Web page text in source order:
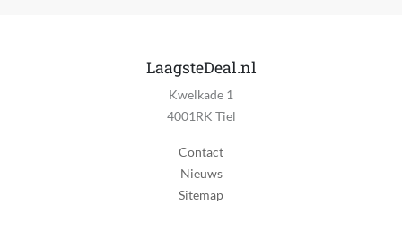
LaagsteDeal.nl
Kwelkade 1
4001RK Tiel
Contact
Nieuws
Sitemap